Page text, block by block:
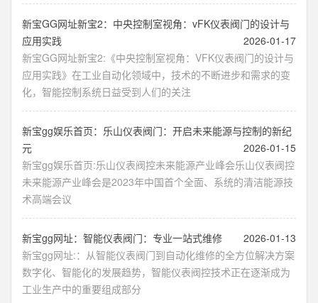
新宝GG网址新宝2：中央控制室视角：vFK仪表阀门的设计与
应用实践
2026-01-17
新宝GG网址新宝2:《中央控制室视角：VFK仪表阀门的设计与
应用实践》在工业自动化领域中，技术的不断进步和需求的变
化，智能控制系统日益受到人们的关注
新宝gg娱乐首页：乐山仪表阀门：开启未来能源与控制的新纪
元
2026-01-15
新宝gg娱乐首页:乐山仪表阀控未来能源产业峰会乐山仪表阀控
未来能源产业峰会是2023年中国首个全面、系统的清洁能源技
术高端会议
新宝gg网址：智能仪表阀门：专业一站式维修
2026-01-13
新宝gg网址:：从智能仪表阀门到自动化维修的全方位解决方案
数字化、智能化的发展趋势，智能仪表阀控技术正在逐渐成为
工业生产中的重要组成部分